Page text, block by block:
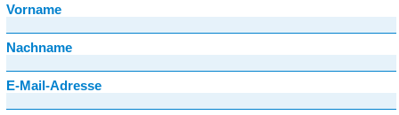
Vorname
Nachname
E-Mail-Adresse